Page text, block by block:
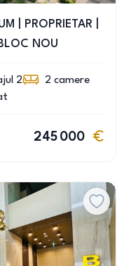
| PROPRIETAR |
NOU
2 2 camere
245 000